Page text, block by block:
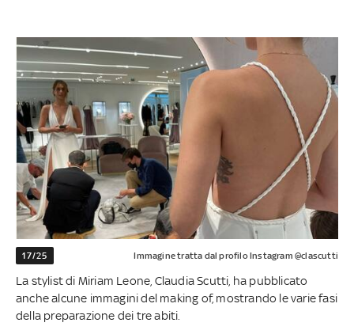
17/25 Immagine tratta dal profilo Instagram @clascutti
La stylist di Miriam Leone, Claudia Scutti, ha pubblicato
anche alcune immagini del making of, mostrando le varie fasi
della preparazione dei tre abiti.